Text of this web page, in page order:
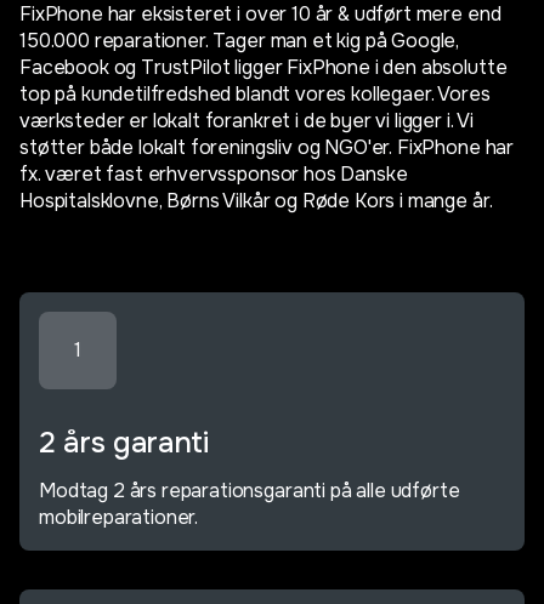
FixPhone har eksisteret i over 10 år & udført mere end
150.000 reparationer. Tager man et kig på Google,
Facebook og TrustPilot ligger FixPhone i den absolutte
top på kundetilfredshed blandt vores kollegaer. Vores
værksteder er lokalt forankret i de byer vi ligger i. Vi
støtter både lokalt foreningsliv og NGO'er. FixPhone har
fx. været fast erhvervssponsor hos Danske
Hospitalsklovne, Børns Vilkår og Røde Kors i mange år.
1
2 års garanti
Modtag 2 års reparationsgaranti på alle udførte
mobilreparationer.